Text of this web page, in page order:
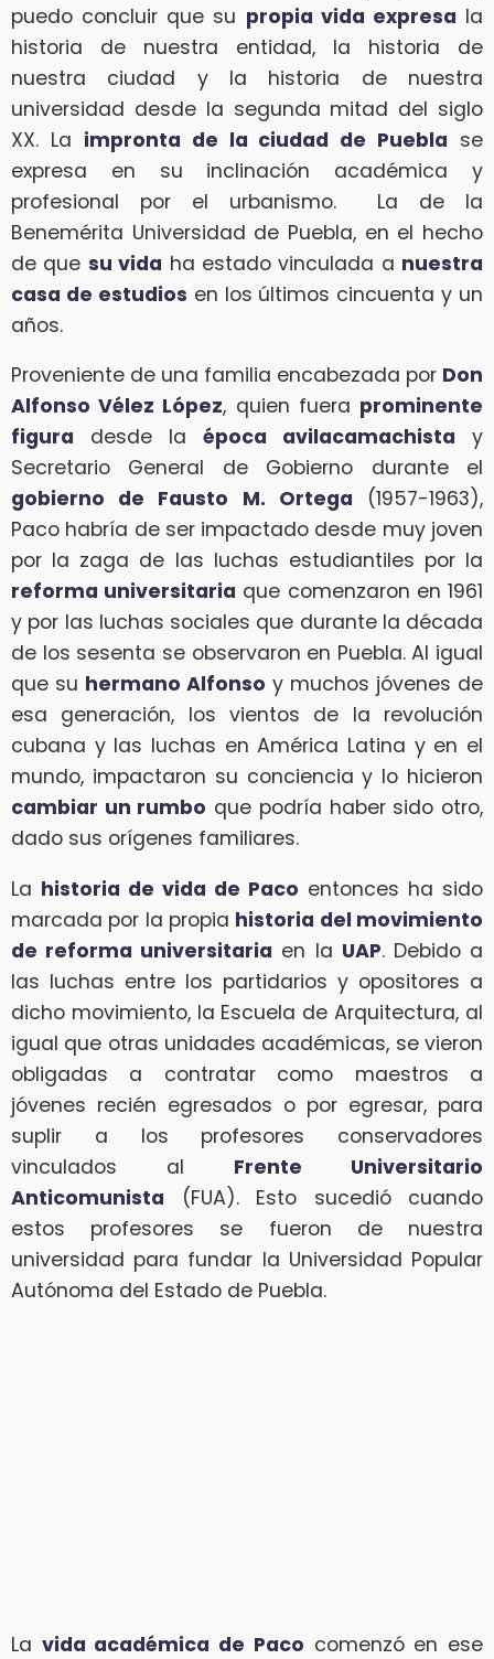
puedo concluir que su propia vida expresa la
historia de nuestra entidad, la historia de
nuestra ciudad y la historia de nuestra
universidad desde la segunda mitad del siglo
XX. La impronta de la ciudad de Puebla se
expresa en su inclinación académica y
profesional por el urbanismo. La de la
Benemérita Universidad de Puebla, en el hecho
de que su vida ha estado vinculada a nuestra
casa de estudios en los últimos cincuenta y un
años.
Proveniente de una familia encabezada por Don
Alfonso Vélez López, quien fuera prominente
figura desde la época avilacamachista y
Secretario General de Gobierno durante el
gobierno de Fausto M. Ortega (1957-1963),
Paco habría de ser impactado desde muy joven
por la zaga de las luchas estudiantiles por la
reforma universitaria que comenzaron en 1961
y por las luchas sociales que durante la década
de los sesenta se observaron en Puebla. Al igual
que su hermano Alfonso y muchos jóvenes de
esa generación, los vientos de la revolución
cubana y las luchas en América Latina y en el
mundo, impactaron su conciencia y lo hicieron
cambiar un rumbo que podría haber sido otro,
dado sus orígenes familiares.
La historia de vida de Paco entonces ha sido
marcada por la propia historia del movimiento
de reforma universitaria en la UAP. Debido a
las luchas entre los partidarios y opositores a
dicho movimiento, la Escuela de Arquitectura, al
igual que otras unidades académicas, se vieron
obligadas a contratar como maestros a
jóvenes recién egresados o por egresar, para
suplir a los profesores conservadores
vinculados al Frente Universitario
Anticomunista (FUA). Esto sucedió cuando
estos profesores se fueron de nuestra
universidad para fundar la Universidad Popular
Autónoma del Estado de Puebla.
La vida académica de Paco comenzó en ese